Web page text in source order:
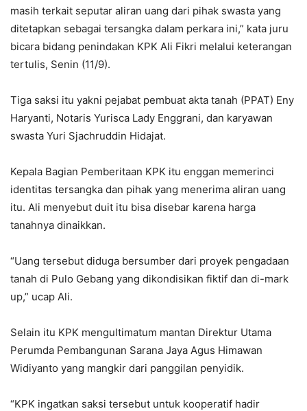
masih terkait seputar aliran uang dari pihak swasta yang
ditetapkan sebagai tersangka dalam perkara ini,” kata juru
bicara bidang penindakan KPK Ali Fikri melalui keterangan
tertulis, Senin (11/9).
Tiga saksi itu yakni pejabat pembuat akta tanah (PPAT) Eny
Haryanti, Notaris Yurisca Lady Enggrani, dan karyawan
swasta Yuri Sjachruddin Hidajat.
Kepala Bagian Pemberitaan KPK itu enggan memerinci
identitas tersangka dan pihak yang menerima aliran uang
itu. Ali menyebut duit itu bisa disebar karena harga
tanahnya dinaikkan.
“Uang tersebut diduga bersumber dari proyek pengadaan
tanah di Pulo Gebang yang dikondisikan fiktif dan di-mark
up,” ucap Ali.
Selain itu KPK mengultimatum mantan Direktur Utama
Perumda Pembangunan Sarana Jaya Agus Himawan
Widiyanto yang mangkir dari panggilan penyidik.
“KPK ingatkan saksi tersebut untuk kooperatif hadir